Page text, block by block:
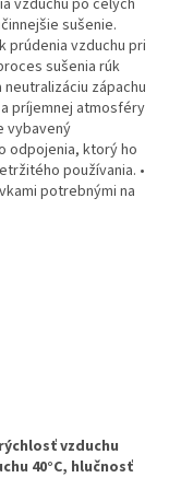
vzduchu po celých
sušenie.
prúdenia vzduchu pri
sušenia rúk
zápachu
príjemnej atmosféry
vybavený
odpojenia, ktorý ho
používania. •
potrebnými na
vzduchu
40°C, hlučnosť